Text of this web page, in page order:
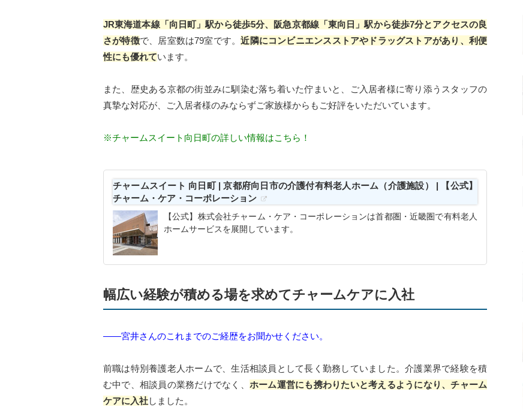
JR東海道本線「向日町」駅から徒歩5分、阪急京都線「東向日」駅から徒歩7分とアクセスの良
さが特徴で、居室数は79室です。近隣にコンビニエンスストアやドラッグストアがあり、利便
性にも優れています。
また、歴史ある京都の街並みに馴染む落ち着いた佇まいと、ご入居者様に寄り添うスタッフの
真摯な対応が、ご入居者様のみならずご家族様からもご好評をいただいています。
※チャームスイート向日町の詳しい情報はこちら！
チャームスイート 向日町 | 京都府向日市の介護付有料老人ホーム（介護施設） | 【公式】
チャーム・ケア・コーポレーション
【公式】株式会社チャーム・ケア・コーポレーションは首都圏・近畿圏で有料老人
ホームサービスを展開しています。
幅広い経験が積める場を求めてチャームケアに入社
――宮井さんのこれまでのご経歴をお聞かせください。
前職は特別養護老人ホームで、生活相談員として長く勤務していました。介護業界で経験を積
む中で、相談員の業務だけでなく、 ホーム運営にも携わりたいと考えるようになり、チャーム
ケアに入社しました。
記事を読む